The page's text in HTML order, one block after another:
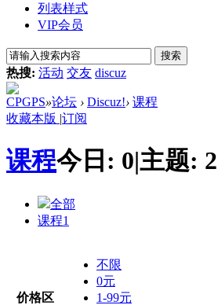
列表样式
VIP会员
搜索
热搜: 活动 交友 discuz
CPGPS»论坛 › Discuz!› 课程
收藏本版 |订阅
课程今日: 0|主题: 2
全部
课程1
价格区
不限
0元
1-99元